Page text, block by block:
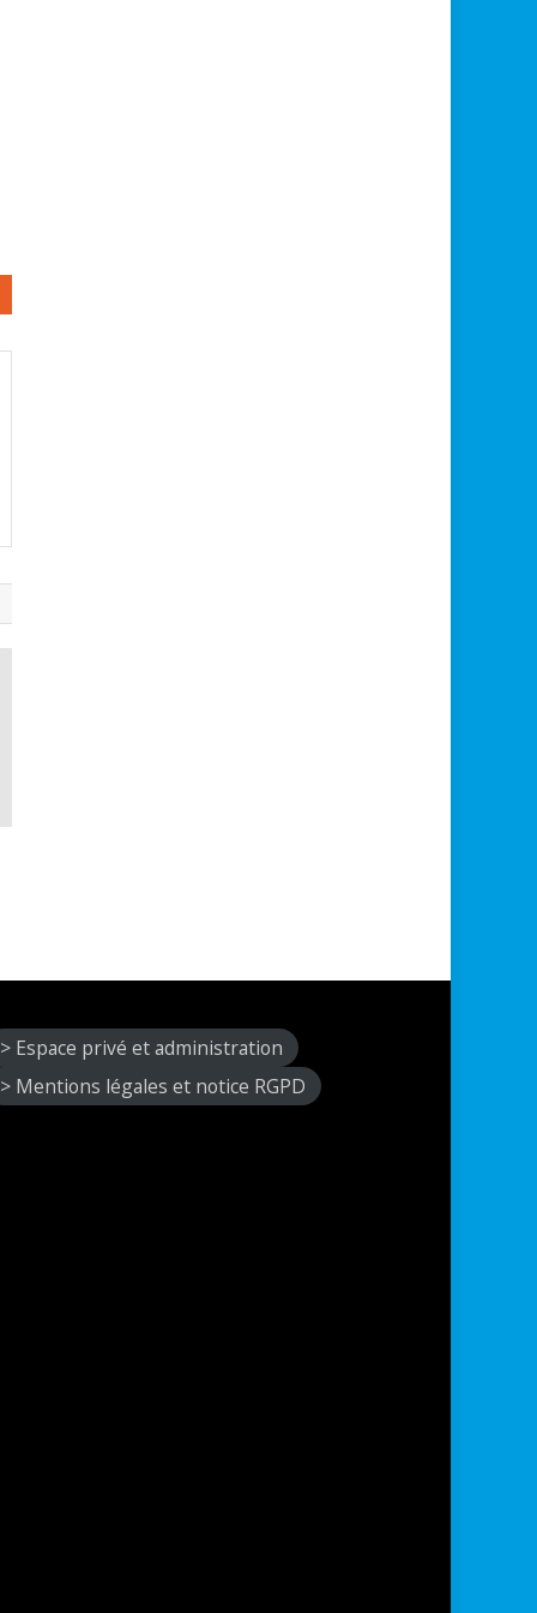
> Espace privé et administration
> Mentions légales et notice RGPD